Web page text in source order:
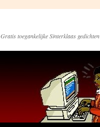
Gratis toegankelijke Sinterklaas gedichten